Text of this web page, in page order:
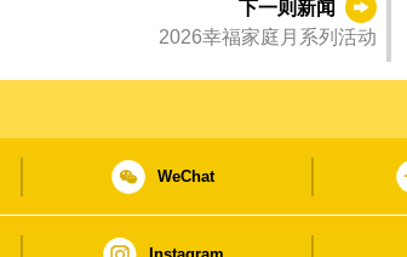
下一则新闻
2026幸福家庭月系列活动
WeChat